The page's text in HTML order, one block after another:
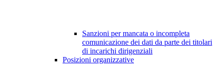
Sanzioni per mancata o incompleta
comunicazione dei dati da parte dei titolari
di incarichi dirigenziali
Posizioni organizzative